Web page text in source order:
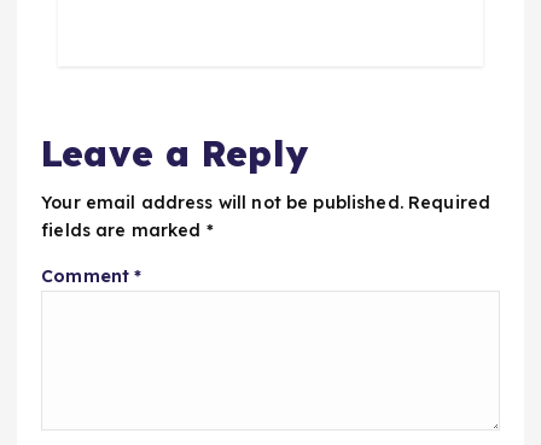
Leave a Reply
Your email address will not be published. Required
fields are marked *
Comment*